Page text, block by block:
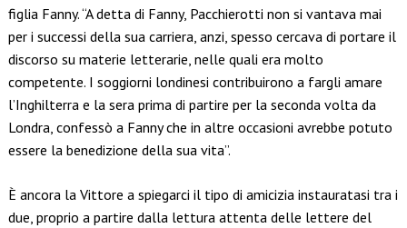
figlia Fanny. “A detta di Fanny, Pacchierotti non si vantava mai
per i successi della sua carriera, anzi, spesso cercava di portare il
discorso su materie letterarie, nelle quali era molto
competente. I soggiorni londinesi contribuirono a fargli amare
l’Inghilterra e la sera prima di partire per la seconda volta da
Londra, confessò a Fanny che in altre occasioni avrebbe potuto
essere la benedizione della sua vita”.
È ancora la Vittore a spiegarci il tipo di amicizia instauratasi tra i
due, proprio a partire dalla lettura attenta delle lettere del